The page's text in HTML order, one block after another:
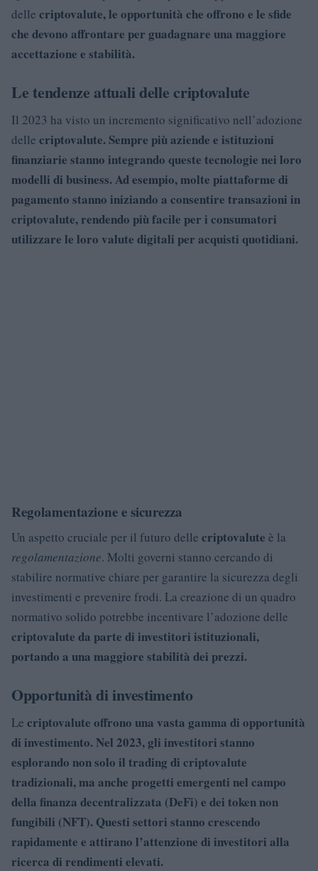
delle criptovalute, le opportunità che offrono e le sfide
che devono affrontare per guadagnare una maggiore
accettazione e stabilità.
Le tendenze attuali delle criptovalute
Il 2023 ha visto un incremento significativo nell’adozione
delle criptovalute. Sempre più aziende e istituzioni
finanziarie stanno integrando queste tecnologie nei loro
modelli di business. Ad esempio, molte piattaforme di
pagamento stanno iniziando a consentire transazioni in
criptovalute, rendendo più facile per i consumatori
utilizzare le loro valute digitali per acquisti quotidiani.
Regolamentazione e sicurezza
Un aspetto cruciale per il futuro delle criptovalute è la
regolamentazione. Molti governi stanno cercando di
stabilire normative chiare per garantire la sicurezza degli
investimenti e prevenire frodi. La creazione di un quadro
normativo solido potrebbe incentivare l’adozione delle
criptovalute da parte di investitori istituzionali,
portando a una maggiore stabilità dei prezzi.
Opportunità di investimento
Le criptovalute offrono una vasta gamma di opportunità
di investimento. Nel 2023, gli investitori stanno
esplorando non solo il trading di criptovalute
tradizionali, ma anche progetti emergenti nel campo
della finanza decentralizzata (DeFi) e dei token non
fungibili (NFT). Questi settori stanno crescendo
rapidamente e attirano l’attenzione di investitori alla
ricerca di rendimenti elevati.